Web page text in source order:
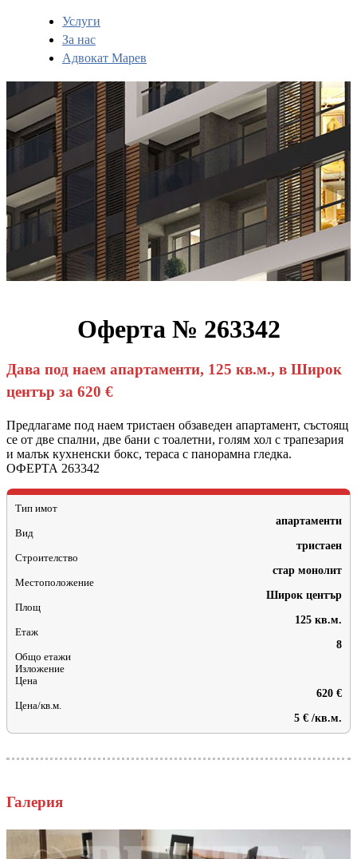
Услуги
За нас
Адвокат Марев
Оферта № 263342
Дава под наем апартаменти, 125 кв.м., в Широк
център за 620 €
Предлагаме под наем тристаен обзаведен апартамент, състоящ
се от две спални, две бани с тоалетни, голям хол с трапезария
и малък кухненски бокс, тераса с панорамна гледка.
ОФЕРТА 263342
Тип имот
апартаменти
Вид
тристаен
Строителство
стар монолит
Местоположение
Широк център
Площ
125 кв.м.
Етаж
8
Общо етажи
Изложение
Цена
620 €
Цена/кв.м.
5 € /кв.м.
Галерия